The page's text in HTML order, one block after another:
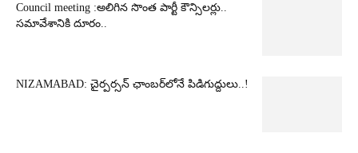
Council meeting :అలిగిన సొంత పార్టీ కౌన్సిలర్లు..
సమావేశానికి దూరం..
NIZAMABAD: చైర్పర్సన్ ఛాంబర్‌లోనే పిడిగుద్దులు..!